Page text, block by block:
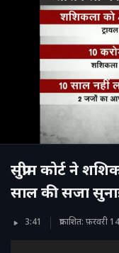
सुप्रीम कोर्ट ने
साल की सजा
3:41 प्रकाशित: फ़रवरी